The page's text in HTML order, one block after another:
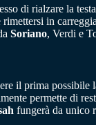
di rialzare la
rimettersi in
Soriano, Verdi e
il prima possibile
permette di
fungerà da unico